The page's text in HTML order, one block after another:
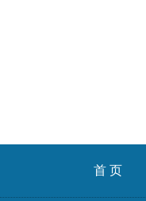
首 页